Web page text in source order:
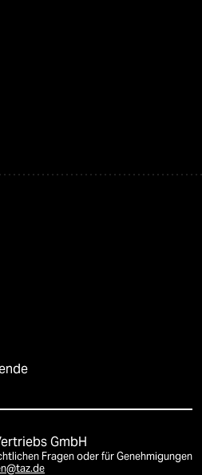
GmbH
Fragen oder für Genehmigungen